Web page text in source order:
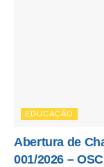
EDUCAÇÃO
Abertura de
001/2026 – OSC